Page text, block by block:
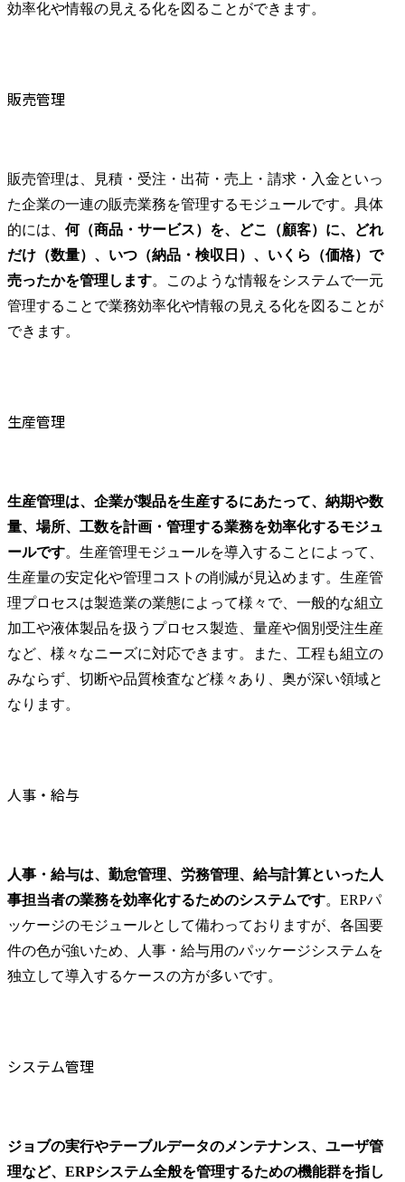
効率化や情報の見える化を図ることができます。
販売管理
販売管理は、見積・受注・出荷・売上・請求・入金といっ
た企業の一連の販売業務を管理するモジュールです。具体
的には、 何（商品・サービス）を、どこ（顧客）に、どれ
だけ（数量）、いつ（納品・検収日）、いくら（価格）で
売ったかを管理します。このような情報をシステムで一元
管理することで業務効率化や情報の見える化を図ることが
できます。
生産管理
生産管理は、企業が製品を生産するにあたって、納期や数
量、場所、工数を計画・管理する業務を効率化するモジュ
ールです。生産管理モジュールを導入することによって、
生産量の安定化や管理コストの削減が見込めます。生産管
理プロセスは製造業の業態によって様々で、一般的な組立
加工や液体製品を扱うプロセス製造、量産や個別受注生産
など、様々なニーズに対応できます。また、工程も組立の
みならず、切断や品質検査など様々あり、奥が深い領域と
なります。
人事・給与
人事・給与は、勤怠管理、労務管理、給与計算といった人
事担当者の業務を効率化するためのシステムです。ERPパ
ッケージのモジュールとして備わっておりますが、各国要
件の色が強いため、人事・給与用のパッケージシステムを
独立して導入するケースの方が多いです。
システム管理
ジョブの実行やテーブルデータのメンテナンス、ユーザ管
理など、ERPシステム全般を管理するための機能群を指し